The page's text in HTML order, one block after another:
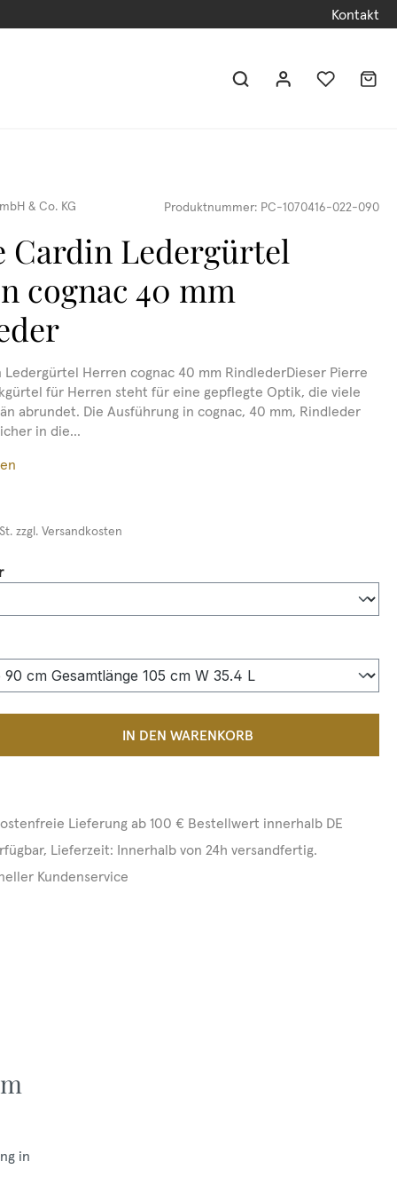
Kontakt
& Co. KG Produktnummer: PC-1070416-022-090
Cardin Ledergürtel
cognac 40 mm
Ledergürtel Herren cognac 40 mm RindlederDieser Pierre
für Herren steht für eine gepflegte Optik, die viele
abrundet. Die Ausführung in cognac, 40 mm, Rindleder
in die...
zzgl. Versandkosten
auswählen
Anzahl: Gib den gewünschten Wert
IN DEN WARENKORB
Lieferung ab 100 € Bestellwert innerhalb DE
Lieferzeit: Innerhalb von 24h versandfertig.
Kundenservice
in